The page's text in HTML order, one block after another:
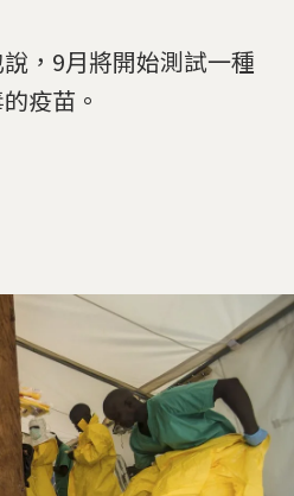
，9月將開始測試一種
疫苗。